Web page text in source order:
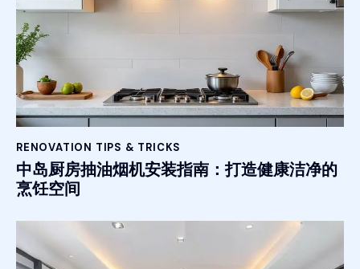
RENOVATION TIPS & TRICKS
中岛厨房抽油烟机安装指南：打造健康洁净的
烹饪空间